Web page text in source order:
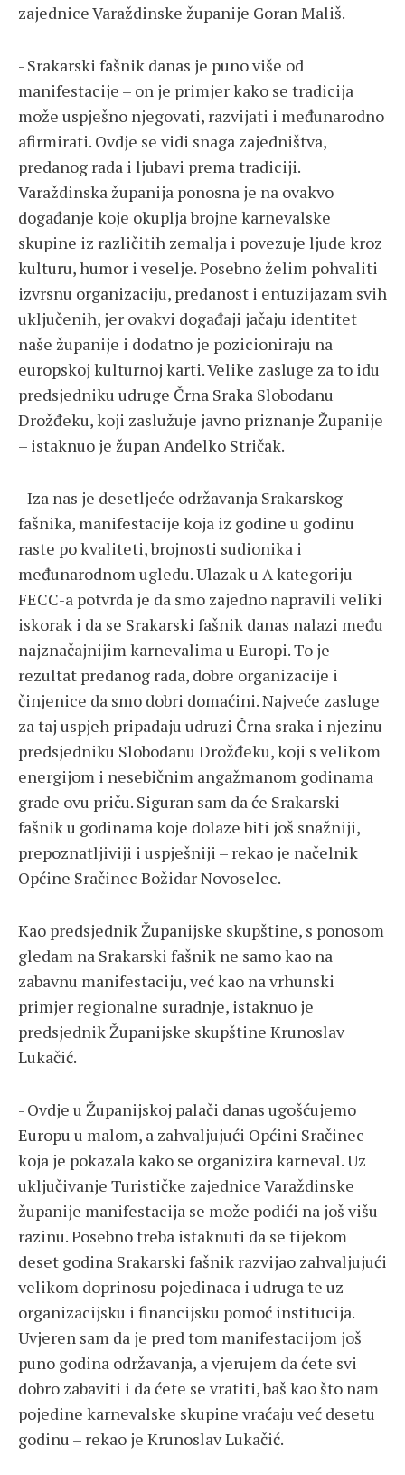
zajednice Varaždinske županije Goran Mališ.
- Srakarski fašnik danas je puno više od
manifestacije – on je primjer kako se tradicija
može uspješno njegovati, razvijati i međunarodno
afirmirati. Ovdje se vidi snaga zajedništva,
predanog rada i ljubavi prema tradiciji.
Varaždinska županija ponosna je na ovakvo
događanje koje okuplja brojne karnevalske
skupine iz različitih zemalja i povezuje ljude kroz
kulturu, humor i veselje. Posebno želim pohvaliti
izvrsnu organizaciju, predanost i entuzijazam svih
uključenih, jer ovakvi događaji jačaju identitet
naše županije i dodatno je pozicioniraju na
europskoj kulturnoj karti. Velike zasluge za to idu
predsjedniku udruge Črna Sraka Slobodanu
Drožđeku, koji zaslužuje javno priznanje Županije
– istaknuo je župan Anđelko Stričak.
- Iza nas je desetljeće održavanja Srakarskog
fašnika, manifestacije koja iz godine u godinu
raste po kvaliteti, brojnosti sudionika i
međunarodnom ugledu. Ulazak u A kategoriju
FECC-a potvrda je da smo zajedno napravili veliki
iskorak i da se Srakarski fašnik danas nalazi među
najznačajnijim karnevalima u Europi. To je
rezultat predanog rada, dobre organizacije i
činjenice da smo dobri domaćini. Najveće zasluge
za taj uspjeh pripadaju udruzi Črna sraka i njezinu
predsjedniku Slobodanu Drožđeku, koji s velikom
energijom i nesebičnim angažmanom godinama
grade ovu priču. Siguran sam da će Srakarski
fašnik u godinama koje dolaze biti još snažniji,
prepoznatljiviji i uspješniji – rekao je načelnik
Općine Sračinec Božidar Novoselec.
Kao predsjednik Županijske skupštine, s ponosom
gledam na Srakarski fašnik ne samo kao na
zabavnu manifestaciju, već kao na vrhunski
primjer regionalne suradnje, istaknuo je
predsjednik Županijske skupštine Krunoslav
Lukačić.
- Ovdje u Županijskoj palači danas ugošćujemo
Europu u malom, a zahvaljujući Općini Sračinec
koja je pokazala kako se organizira karneval. Uz
uključivanje Turističke zajednice Varaždinske
županije manifestacija se može podići na još višu
razinu. Posebno treba istaknuti da se tijekom
deset godina Srakarski fašnik razvijao zahvaljujući
velikom doprinosu pojedinaca i udruga te uz
organizacijsku i financijsku pomoć institucija.
Uvjeren sam da je pred tom manifestacijom još
puno godina održavanja, a vjerujem da ćete svi
dobro zabaviti i da ćete se vratiti, baš kao što nam
pojedine karnevalske skupine vraćaju već desetu
godinu – rekao je Krunoslav Lukačić.